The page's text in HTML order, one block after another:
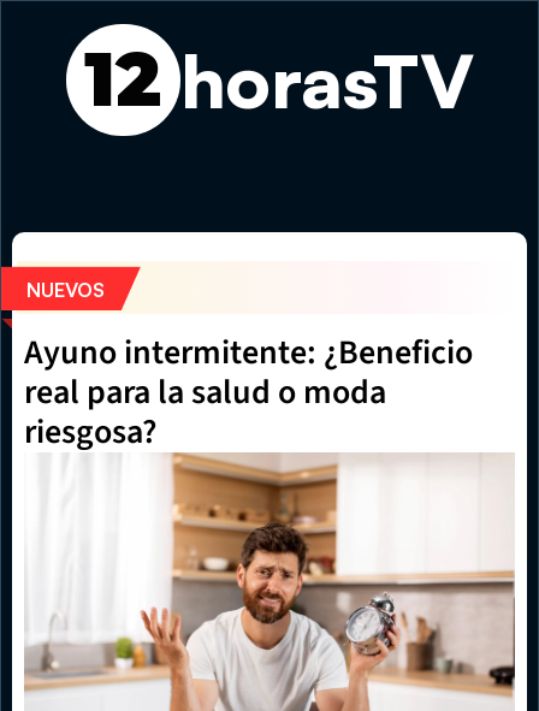
12 horasTV
Feria Gastronómica de Verano vuelve este fin de
NUEVOS
Ayuno intermitente: ¿Beneficio
real para la salud o moda
riesgosa?